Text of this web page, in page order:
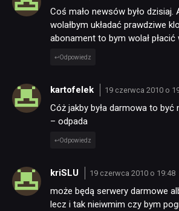
Coś mało newsów było dzisiaj.
wolałbym układać prawdziwe
abonament to bym wolał płacić
Odpowiedz
kartofelek 19 czerwca 2010 o
Cóż jakby była darmowa to być
– odpada
Odpowiedz
kriSLU 19 czerwca 2010 o 19:48
może będą serwery darmowe
lecz i tak nieiwmim czy bym